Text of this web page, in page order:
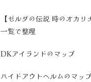
【ゼルダの伝説 時のオカリ
一覧で整理
DKアイランドのマップ
ハイドアウトヘルムのマップ